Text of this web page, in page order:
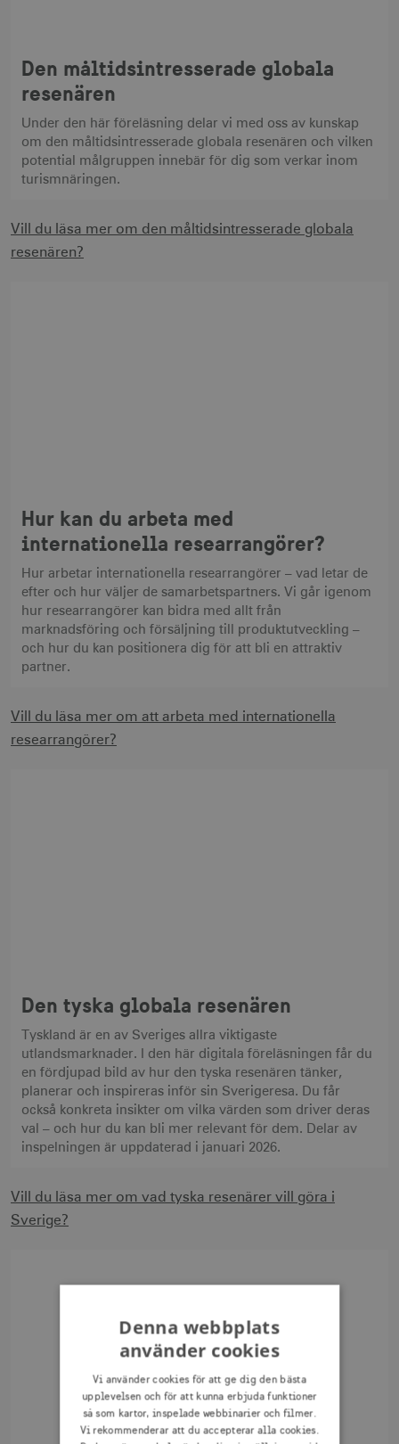
Den måltidsintresserade globala
resenären
Under den här föreläsning delar vi med oss av kunskap
om den måltidsintresserade globala resenären och vilken
potential målgruppen innebär för dig som verkar inom
turismnäringen.
Vill du läsa mer om den måltidsintresserade globala
resenären?
Hur kan du arbeta med
internationella researrangörer?
Hur arbetar internationella researrangörer – vad letar de
efter och hur väljer de samarbetspartners. Vi går igenom
hur researrangörer kan bidra med allt från
marknadsföring och försäljning till produktutveckling –
och hur du kan positionera dig för att bli en attraktiv
partner.
Vill du läsa mer om att arbeta med internationella
researrangörer?
Den tyska globala resenären
Tyskland är en av Sveriges allra viktigaste
utlandsmarknader. I den här digitala föreläsningen får du
en fördjupad bild av hur den tyska resenären tänker,
planerar och inspireras inför sin Sverigeresa. Du får
också konkreta insikter om vilka värden som driver deras
val – och hur du kan bli mer relevant för dem. Delar av
inspelningen är uppdaterad i januari 2026.
Vill du läsa mer om vad tyska resenärer vill göra i
Sverige?
Denna webbplats
använder cookies
Vi använder cookies för att ge dig den bästa
upplevelsen och för att kunna erbjuda funktioner
så som kartor, inspelade webbinarier och filmer.
Vi rekommenderar att du accepterar alla cookies.